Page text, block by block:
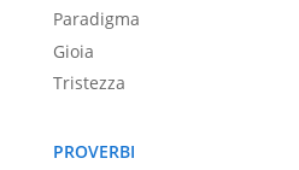
Paradigma
Gioia
Tristezza
PROVERBI